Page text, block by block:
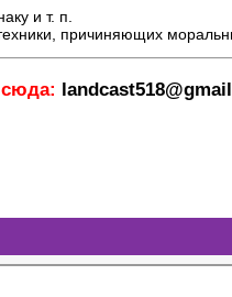
и т. п.
причиняющих
сюда: